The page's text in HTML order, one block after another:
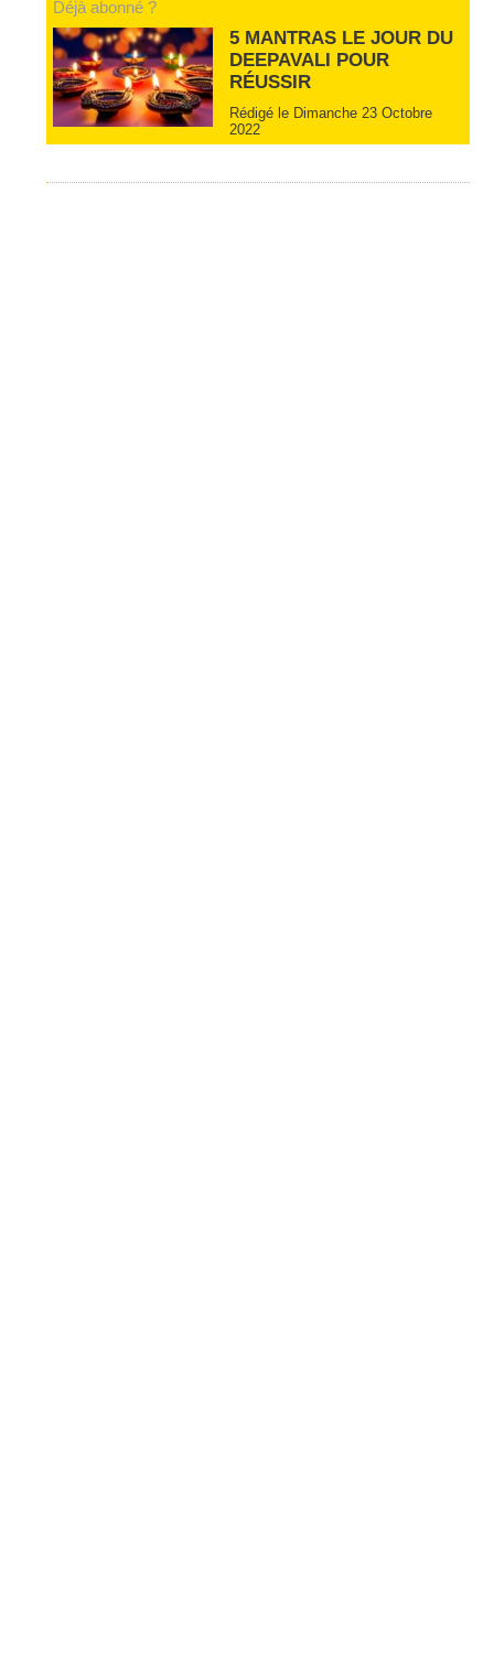
Déjà abonné ?
5 MANTRAS LE JOUR DU
DEEPAVALI POUR
RÉUSSIR
Rédigé le Dimanche 23 Octobre
2022